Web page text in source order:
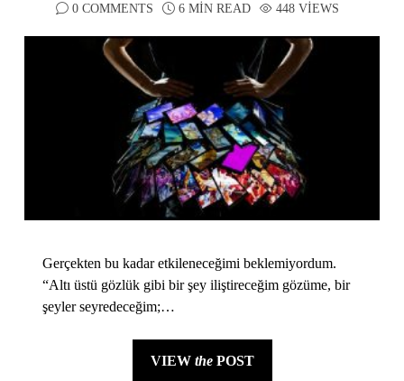
0 COMMENTS 6 MIN READ 448 VIEWS
Gerçekten bu kadar etkileneceğimi beklemiyordum.
“Altı üstü gözlük gibi bir şey iliştireceğim gözüme, bir
şeyler seyredeceğim;…
VIEW thePOST